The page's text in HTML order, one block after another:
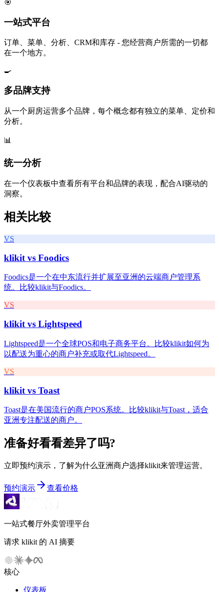
🎯
一站式平台
订单、菜单、分析、CRM和库存 - 您经营商户所需的一切都
在一个地方。
🍳
多品牌支持
从一个厨房运营多个品牌，每个概念都有独立的菜单、定价和
分析。
📊
统一分析
在一个仪表板中查看所有平台和品牌的表现，配合AI驱动的
洞察。
相关比较
VS
klikit vs Foodics
Foodics是一个在中东流行并扩展至亚洲的云端商户管理系
统。比较klikit与Foodics。
VS
klikit vs Lightspeed
Lightspeed是一个全球POS和电子商务平台。比较klikit如何为
以配送为重心的商户补充或取代Lightspeed。
VS
klikit vs Toast
Toast是在美国流行的商户POS系统。比较klikit与Toast，适合
亚洲专注配送的商户。
准备好看看差异了吗?
立即预约演示，了解为什么亚洲商户选择klikit来管理运营。
预约演示 查看价格
一站式餐厅外卖管理平台
请求 klikit 的 AI 摘要
核心
仪表板